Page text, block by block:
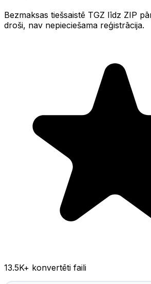
Bezmaksas tiešsaistē TGZ līdz ZIP
droši, nav nepieciešama reģistrācija.
13.5K+ konvertēti faili